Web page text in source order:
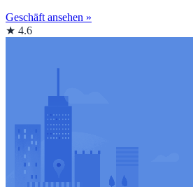
Geschäft ansehen »
★ 4.6